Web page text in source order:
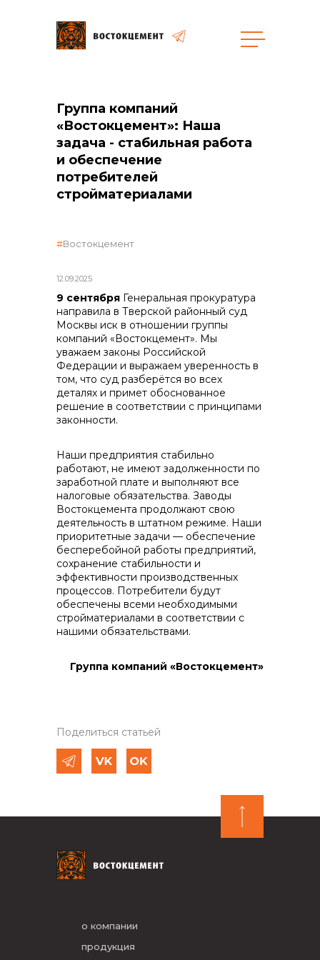
Объекты
общая информация
контакты отдела закупок
Контакты
+7 (423) 234 50 50
info@vostokcement.ru
Группа компаний
«Востокцемент»: Наша
задача - стабильная работа
и обеспечение
потребителей
стройматериалами
12.09.2025
Востокцемент
9 сентября Генеральная прокуратура
направила в Тверской районный суд
Москвы иск в отношении группы
компаний «Востокцемент». Мы
уважаем законы Российской
Федерации и выражаем уверенность в
том, что суд разберётся во всех
деталях и примет обоснованное
решение в соответствии с принципами
законности.
Наши предприятия стабильно
работают, не имеют задолженности по
заработной плате и выполняют все
налоговые обязательства. Заводы
Востокцемента продолжают свою
деятельность в штатном режиме. Наши
приоритетные задачи — обеспечение
бесперебойной работы предприятий,
сохранение стабильности и
эффективности производственных
процессов. Потребители будут
обеспечены всеми необходимыми
стройматериалами в соответствии с
нашими обязательствами.
Группа компаний «Востокцемент»
Поделиться статьей
о компании
продукция